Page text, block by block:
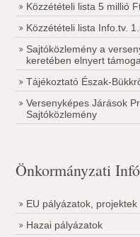
Közzétételi lista 5 millió
Közzétételi lista Info.tv.
Sajtóközlemény a
keretében elnyert
Tájékoztató Észak-
Versenyképes Járások
Sajtóközlemény
Önkormányzati Infó
EU pályázatok, projektek
Hazai pályázatok